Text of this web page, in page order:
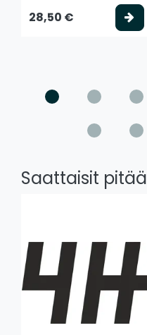
28,50 €
Saattaisit